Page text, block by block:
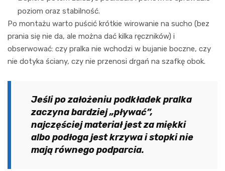
poziom oraz stabilność.
Po montażu warto puścić krótkie wirowanie na sucho (bez
prania się nie da, ale można dać kilka ręczników) i
obserwować: czy pralka nie wchodzi w bujanie boczne, czy
nie dotyka ściany, czy nie przenosi drgań na szafkę obok.
Jeśli po założeniu podkładek pralka
zaczyna bardziej „pływać”,
najczęściej materiał jest za miękki
albo podłoga jest krzywa i stopki nie
mają równego podparcia.